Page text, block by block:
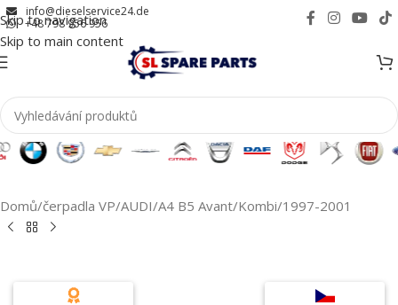
Skip to navigation
Skip to main content
info@dieselservice24.de
+48 798 956 956
Domů/čerpadla VP/AUDI/A4 B5 Avant/Kombi/1997-2001